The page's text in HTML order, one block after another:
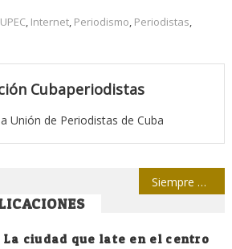
, Internet, Periodismo, Periodistas,
Cubaperiodistas
Unión de Periodistas de Cuba
Siempre Ana Fidelia
La ciudad que late en el centro